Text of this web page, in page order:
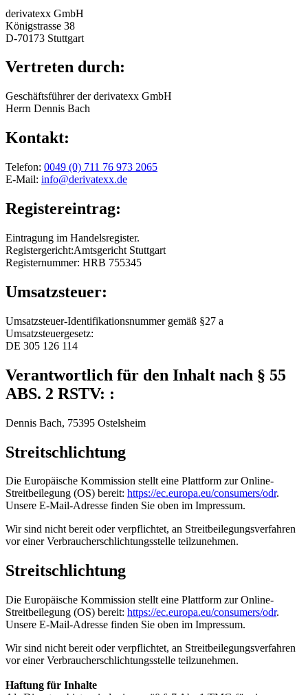
derivatexx GmbH
Königstrasse 38
D-70173 Stuttgart
Vertreten durch:
Geschäftsführer der derivatexx GmbH
Herrn Dennis Bach
Kontakt:
Telefon: 0049 (0) 711 76 973 2065
E-Mail: info@derivatexx.de
Registereintrag:
Eintragung im Handelsregister.
Registergericht:Amtsgericht Stuttgart
Registernummer: HRB 755345
Umsatzsteuer:
Umsatzsteuer-Identifikationsnummer gemäß §27 a
Umsatzsteuergesetz:
DE 305 126 114
Verantwortlich für den Inhalt nach § 55
ABS. 2 RSTV: :
Dennis Bach, 75395 Ostelsheim
Streitschlichtung
Die Europäische Kommission stellt eine Plattform zur Online-
Streitbeilegung (OS) bereit: https://ec.europa.eu/consumers/odr.
Unsere E-Mail-Adresse finden Sie oben im Impressum.
Wir sind nicht bereit oder verpflichtet, an Streitbeilegungsverfahren
vor einer Verbraucherschlichtungsstelle teilzunehmen.
Streitschlichtung
Die Europäische Kommission stellt eine Plattform zur Online-
Streitbeilegung (OS) bereit: https://ec.europa.eu/consumers/odr.
Unsere E-Mail-Adresse finden Sie oben im Impressum.
Wir sind nicht bereit oder verpflichtet, an Streitbeilegungsverfahren
vor einer Verbraucherschlichtungsstelle teilzunehmen.
Haftung für Inhalte